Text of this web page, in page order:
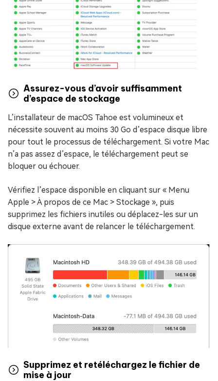
Assurez-vous d’avoir suffisamment
d’espace de stockage
L’installateur de macOS Tahoe est volumineux et
nécessite souvent au moins 30 Go d’espace disque libre
pour tout le processus de téléchargement. Si votre Mac
n’a pas assez d’espace, le téléchargement peut se
bloquer ou échouer.
Vérifiez l’espace disponible en cliquant sur « Menu
Apple > À propos de ce Mac > Stockage », puis
supprimez les fichiers inutiles ou déplacez-les sur un
disque externe avant de relancer le téléchargement.
Supprimez et retéléchargez le fichier de
mise à jour